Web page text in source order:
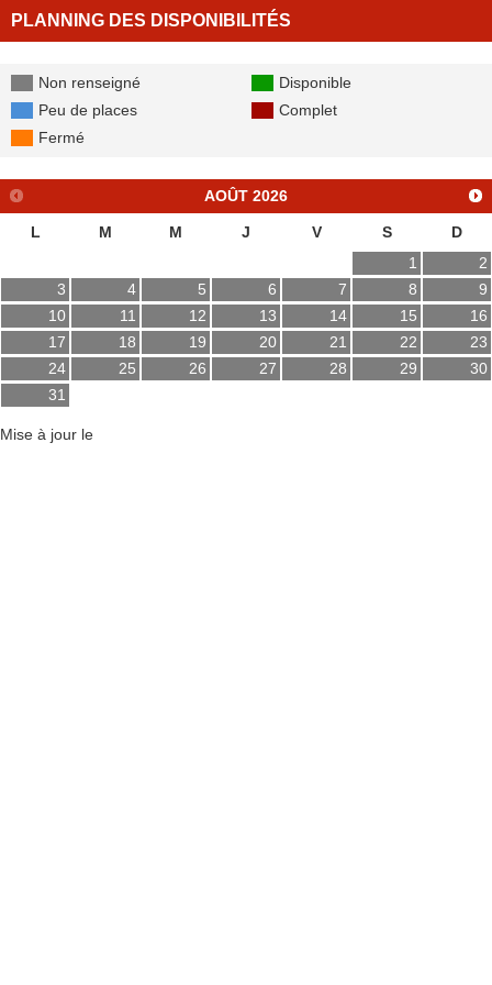
PLANNING DES DISPONIBILITÉS
Non renseigné
Disponible
Peu de places
Complet
Fermé
AOÛT 2026
L M M J V S
D
1
2
3
4 5 6 7 8
9
10
11 12 13 14 15
16
17
18 19 20 21 22
23
24
25 26 27 28 29
30
31
Mise à jour le